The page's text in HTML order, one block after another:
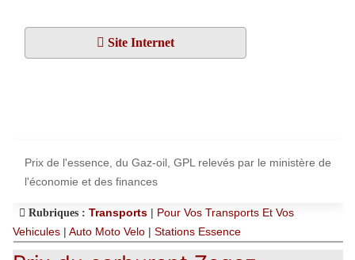
Site Internet
Prix de l'essence, du Gaz-oil, GPL relevés par le ministère de
l'économie et des finances
Rubriques : Transports | Pour Vos Transports Et Vos
Vehicules | Auto Moto Velo | Stations Essence